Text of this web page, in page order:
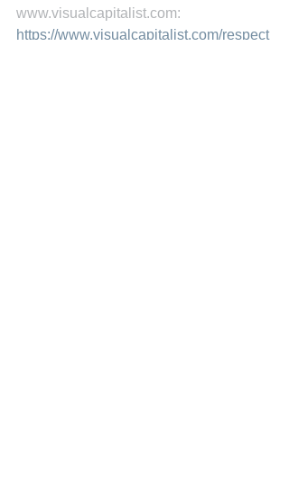
www.visualcapitalist.com:
https://www.visualcapitalist.com/respect